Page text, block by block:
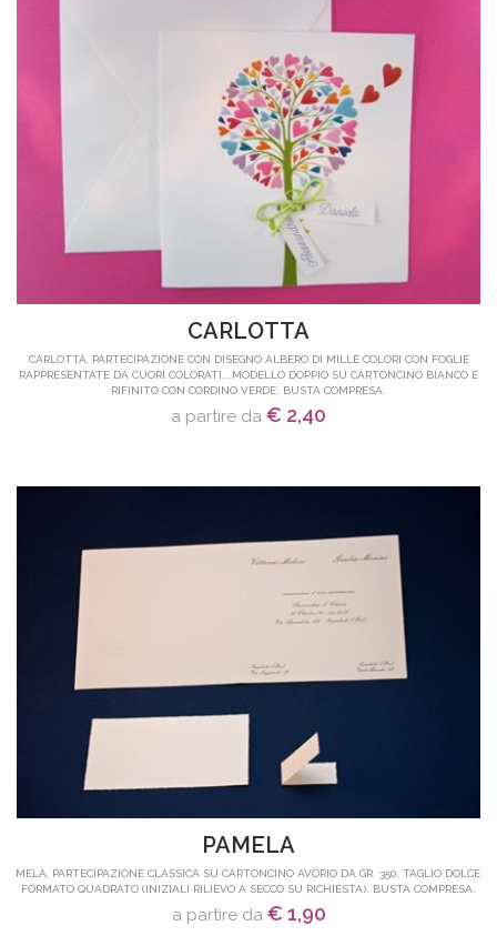
CARLOTTA
CARLOTTA, PARTECIPAZIONE CON DISEGNO ALBERO DI MILLE COLORI CON FOGLIE
RAPPRESENTATE DA CUORI COLORATI...MODELLO DOPPIO SU CARTONCINO BIANCO E
RIFINITO CON CORDINO VERDE. BUSTA COMPRESA.
a partire da € 2,40
PAMELA
PAMELA, PARTECIPAZIONE CLASSICA SU CARTONCINO AVORIO DA GR. 350, TAGLIO DOLCE IN
FORMATO QUADRATO (INIZIALI RILIEVO A SECCO SU RICHIESTA). BUSTA COMPRESA.
a partire da € 1,90